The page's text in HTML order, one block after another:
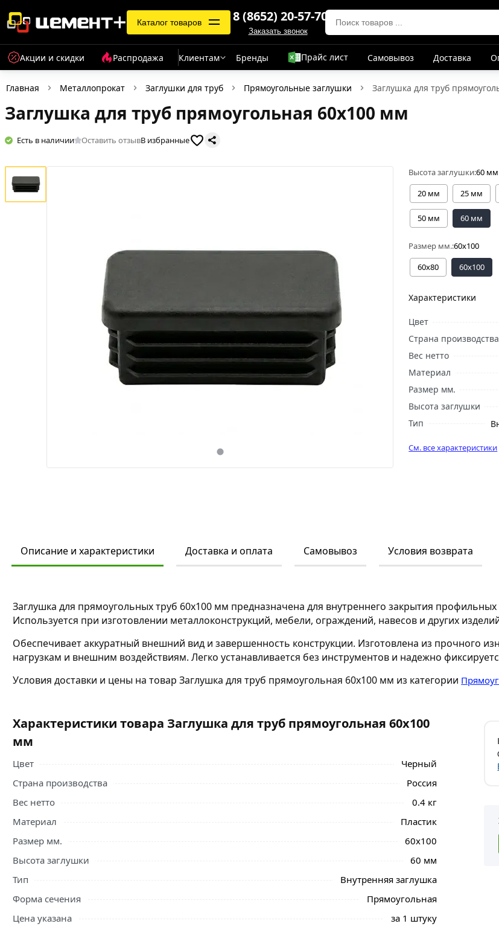
Каталог товаров 8 (8652) 20-57-70
Заказать звонок
Акции и скидки Распродажа Клиентам Бренды Прайс лист Самовывоз Доставка
Главная Металлопрокат Заглушки для труб Прямоугольные заглушки Заглушка для труб
Заглушка для труб прямоугольная 60х100 мм
Есть в наличии Оставить отзывВ избранные
Высота заглушки:60 мм
20 мм
25 мм
50 мм 60 мм
Размер мм.:60х100
60х80
60х100
Характеристики
Цвет
Страна производства
Вес нетто
Материал
Размер мм.
Высота заглушки
Тип
См. все характеристики
Описание и характеристики Доставка и оплата Самовывоз Условия возврата
Заглушка для прямоугольных труб 60х100 мм предназначена для внутреннего закрытия
Используется при изготовлении металлоконструкций, мебели, ограждений, навесов и других
Обеспечивает аккуратный внешний вид и завершенность конструкции. Изготовлена из прочного
нагрузкам и внешним воздействиям. Легко устанавливается без инструментов и надежно
Условия доставки и цены на товар Заглушка для труб прямоугольная 60х100 мм из категории
Характеристики товара Заглушка для труб прямоугольная 60х100
мм
Цвет
Черный
Страна производства
Россия
Вес нетто
0.4 кг
Материал
Пластик
Размер мм.
60х100
Высота заглушки
60 мм
Тип
Внутренняя заглушка
Форма сечения
Прямоугольная
Цена указана
за 1 штуку